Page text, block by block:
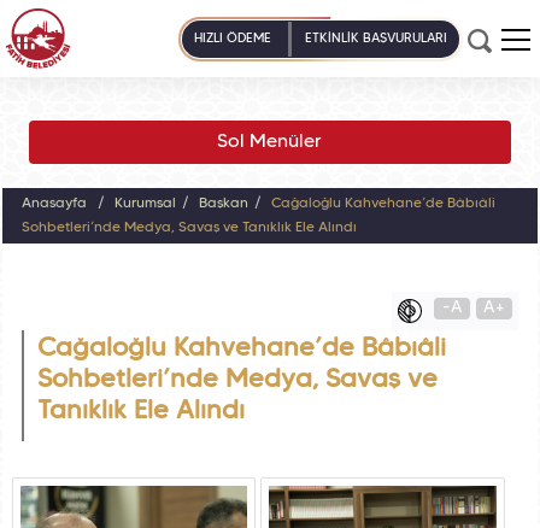
HIZLI ÖDEME ETKİNLİK BAŞVURULARI
Sol Menüler
Anasayfa Kurumsal Başkan
Cağaloğlu Kahvehane’de Bâbıâli
Sohbetleri’nde Medya, Savaş ve Tanıklık Ele Alındı
-A A+
Cağaloğlu Kahvehane’de Bâbıâli
Sohbetleri’nde Medya, Savaş ve
Tanıklık Ele Alındı